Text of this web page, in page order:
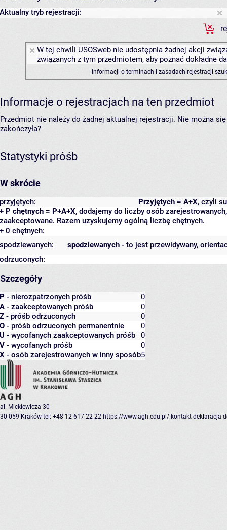
Aktualny tryb rejestracji:
W tej chwili USOSweb nie udostępnia żadnej akcji
związanych z tym przedmiotem, aby poznać dokładne
Informacji o terminach i zasadach rejestracji
Informacje o rejestracjach na ten przedmiot
Przedmiot nie należy do żadnej aktualnej rejestracji. Nie można
zakończyła?
Statystyki próśb
W skrócie
Przyjętych = A+X, czyli
przyjętych:
+ P chętnych = P+A+X, dodajemy do liczby osób
zaakceptowane. Razem uzyskujemy ogólną liczbę chętnych.
+ 0 chętnych:
spodziewanych - to jest przewidywany,
spodziewanych:
odrzuconych:
Szczegóły
P - nierozpatrzonych próśb
0
A - zaakceptowanych próśb
0
Z - próśb odrzuconych
0
O - próśb odrzuconych permanentnie
0
U - wycofanych zaakceptowanych próśb
0
V - wycofanych próśb
0
X - osób zarejestrowanych w inny sposób5
al. Mickiewicza 30
30-059 Kraków tel: +48 12 617 22 22 https://www.agh.edu.pl/ kontakt deklaracja